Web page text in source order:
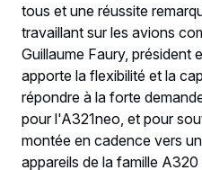
tous et une réussite
travaillant sur les avions
Guillaume Faury, président
apporte la flexibilité et la
répondre à la forte
pour l'A321neo, et pour
montée en cadence vers
appareils de la famille